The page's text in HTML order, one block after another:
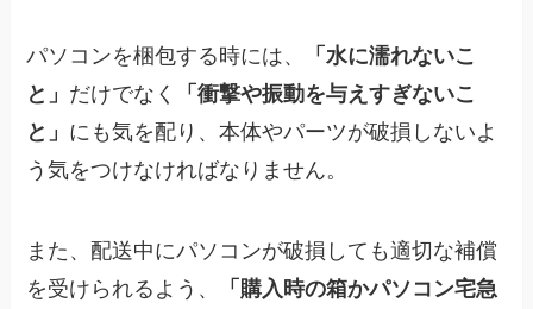
パソコンを梱包する時には、
「水に濡れないこ
と」 だけでなく
「衝撃や振動を与えすぎないこ
と」 にも気を配り、本体やパーツが破損しないよ
う気をつけなければなりません。
また、配送中にパソコンが破損しても適切な補償
を受けられるよう、
「購入時の箱かパソコン宅急